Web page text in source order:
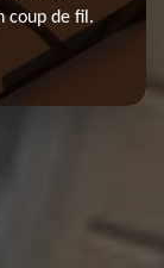
coup de fil.